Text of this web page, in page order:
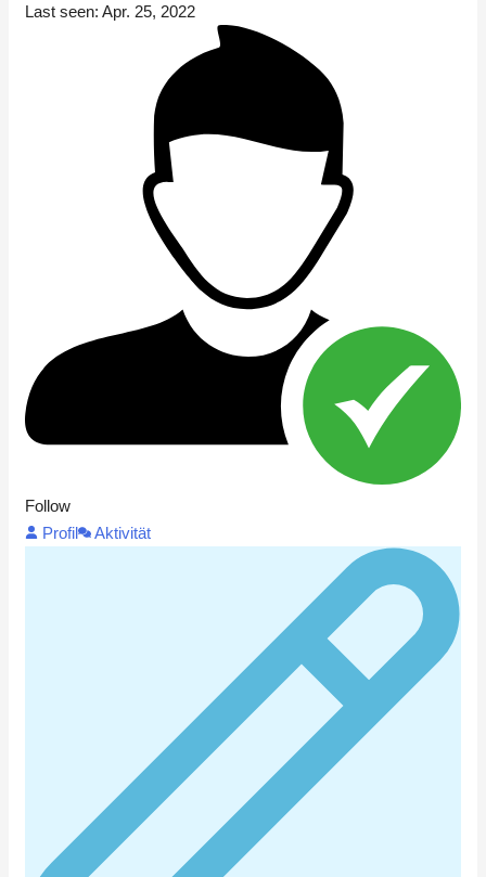
Last seen: Apr. 25, 2022
Follow
Profil
Aktivität